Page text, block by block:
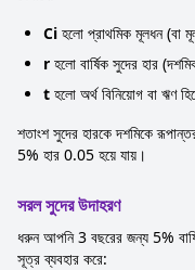
Ci হলো প্রাথমিক মূলধন (বা
r হলো বার্ষিক সুদের হার
t হলো অর্থ বিনিয়োগ বা ঋণ
শতাংশ সুদের হারকে দশমিকে
5% হার 0.05 হয়ে যায়।
সরল সুদের উদাহরণ
ধরুন আপনি 3 বছরের জন্য 5%
সূত্র ব্যবহার করে: